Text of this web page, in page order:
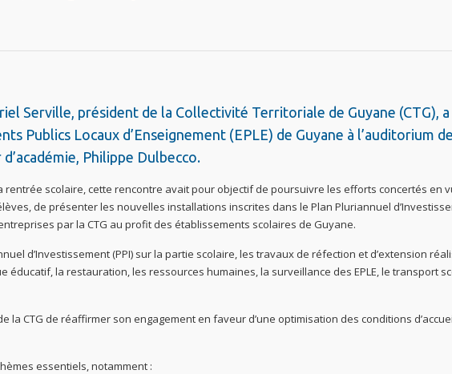
Serville, président de la Collectivité Territoriale de Guyane (CTG), a
Publics Locaux d’Enseignement (EPLE) de Guyane à l’auditorium de
Philippe Dulbecco.
rentrée scolaire, cette rencontre avait pour objectif de poursuivre les efforts concertés en
de présenter les nouvelles installations inscrites dans le Plan Pluriannuel
par la CTG au profit des établissements scolaires de Guyane.
d’Investissement (PPI) sur la partie scolaire, les travaux de réfection et d’extension
éducatif, la restauration, les ressources humaines, la surveillance des EPLE, le transport
la CTG de réaffirmer son engagement en faveur d’une optimisation des conditions
essentiels, notamment :